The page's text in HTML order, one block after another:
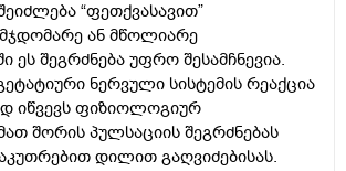
“ფეთქვასავით”
ან მწოლიარე
ეს შეგრძნება უფრო შესამჩნევია.
ნერვული სისტემის რეაქცია
იწვევს ფიზიოლოგიურ
შორის პულსაციის შეგრძნებას
დილით გაღვიძებისას.